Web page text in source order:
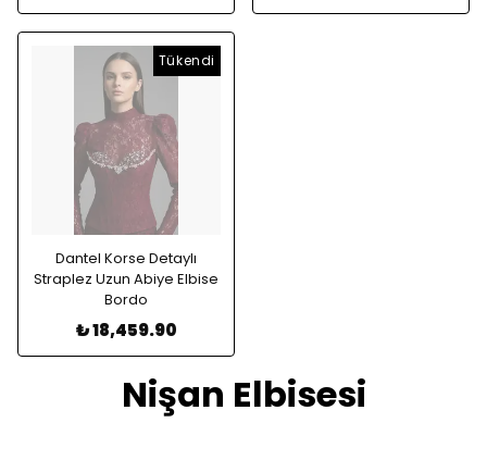
Tükendi
Dantel Korse Detaylı
Straplez Uzun Abiye Elbise
Bordo
₺ 18,459.90
Nişan Elbisesi